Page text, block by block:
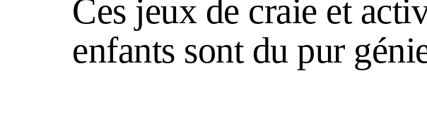
Ces jeux de craie et
enfants sont du pur